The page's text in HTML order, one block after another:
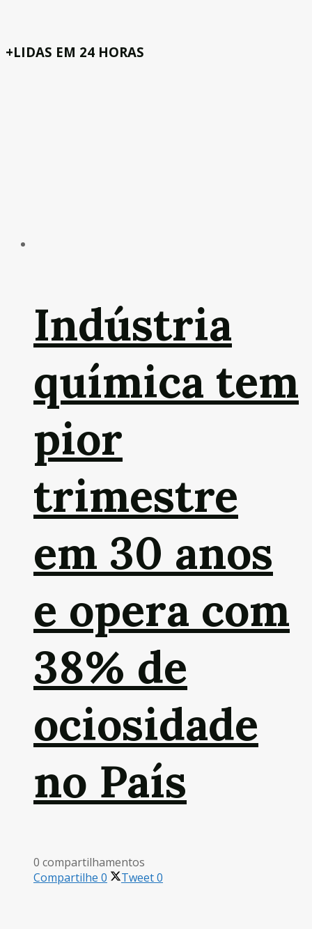
+LIDAS EM 24 HORAS
Indústria
química tem
pior
trimestre
em 30 anos
e opera com
38% de
ociosidade
no País
0 compartilhamentos
Compartilhe 0 Tweet0